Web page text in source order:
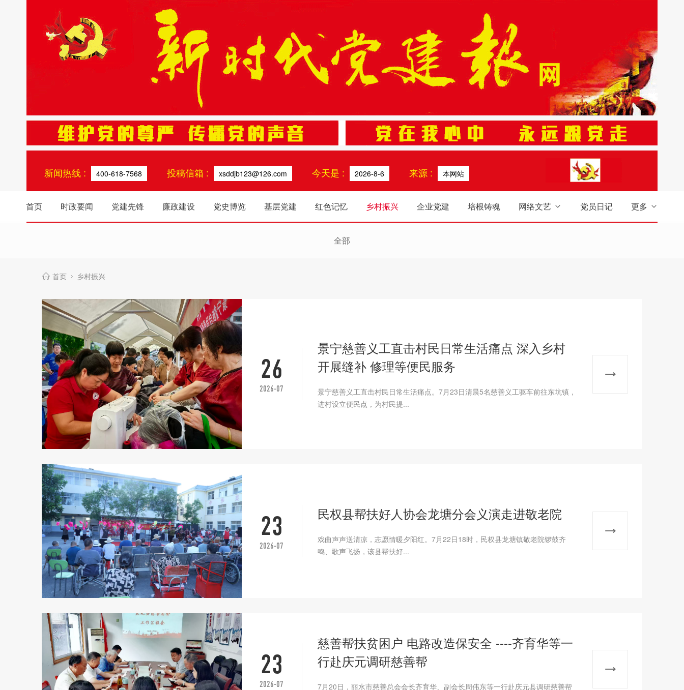
新闻热线 : 400-618-7568 投稿信箱 : xsddjb123@126.com 今天是 : 2026-8-6 来源 : 本网站
首页 时政要闻 党建先锋 廉政建设 党史博览 基层党建 红色记忆 乡村振兴 企业党建 培根铸魂 网络文艺 党员日记 更多
全部
首页 乡村振兴
26
2026-07
景宁慈善义工直击村民日常生活痛点 深入乡村
开展缝补 修理等便民服务
景宁慈善义工直击村民日常生活痛点。7月23日清晨5名慈善义工驱车前往东坑镇，
进村设立便民点，为村民提...
23
2026-07
民权县帮扶好人协会龙塘分会义演走进敬老院
戏曲声声送清凉，志愿情暖夕阳红。7月22日18时，民权县龙塘镇敬老院锣鼓齐
鸣、歌声飞扬，该县帮扶好...
23
2026-07
慈善帮扶贫困户 电路改造保安全 ----齐育华等一
行赴庆元调研慈善帮
7月20日，丽水市慈善总会会长齐育华、副会长周伟东等一行赴庆元县调研慈善帮